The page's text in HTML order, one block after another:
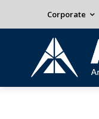
Corporate